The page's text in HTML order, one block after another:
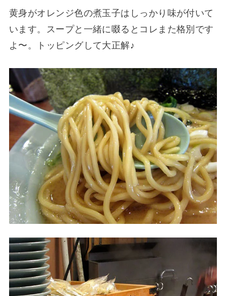
黄身がオレンジ色の煮玉子はしっかり味が付いて
います。スープと一緒に啜るとコレまた格別です
よ〜。トッピングして大正解♪